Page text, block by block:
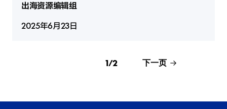
出海资源编辑组
2025年6月23日
1/2 下一页